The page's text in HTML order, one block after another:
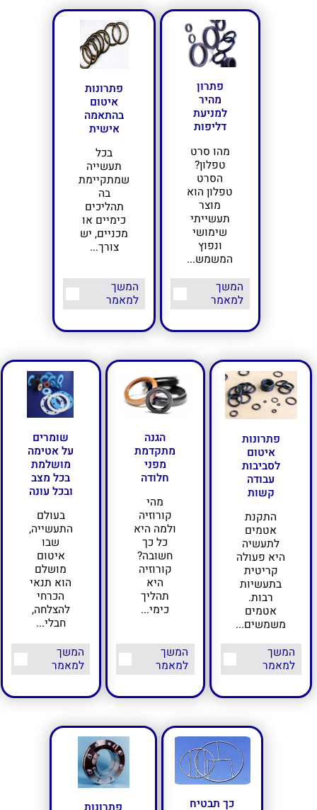
פתרון
מהיר
למניעת
דליפות
מהו סרט
טפלון?
הסרט
טפלון הוא
מוצר
תעשייתי
שימושי
ונפוץ
המשמש...
המשך
למאמר
פתרונות
איטום
בהתאמה
אישית
בכל
תעשייה
שמתקיימת
בה
תהליכים
כימיים או
מכניים, יש
צורך...
המשך
למאמר
פתרונות
איטום
לסביבות
עבודה
קשות
התקנת
אטמים
לתעשיה
היא פעולה
קריטית
בתעשיות
רבות.
אטמים
משמשים...
המשך
למאמר
הגנה
מתקדמת
מפני
חלודה
מהי
קורוזיה
ולמה היא
כל כך
חשובה?
קורוזיה
היא
תהליך
כימי...
המשך
למאמר
שומרים
על אטימה
מושלמת
בכל מצב
ובכל עונה
בעולם
התעשייה,
שבו
איטום
מושלם
הוא תנאי
הכרחי
להצלחה,
חבלי...
המשך
למאמר
כך תבטיח